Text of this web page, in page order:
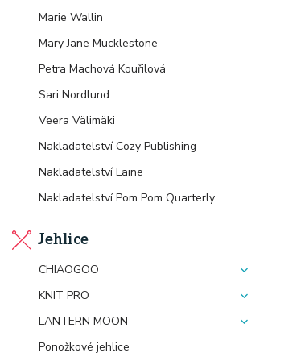
Marie Wallin
Mary Jane Mucklestone
Petra Machová Kouřilová
Sari Nordlund
Veera Välimäki
Nakladatelství Cozy Publishing
Nakladatelství Laine
Nakladatelství Pom Pom Quarterly
Jehlice
CHIAOGOO
KNIT PRO
LANTERN MOON
Ponožkové jehlice